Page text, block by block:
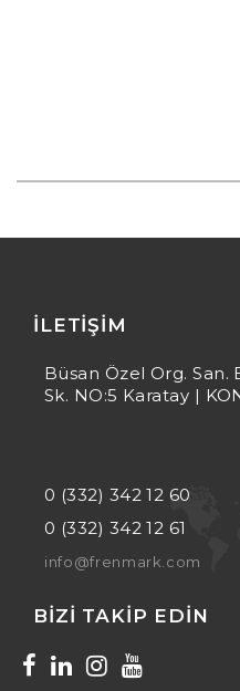
İLETIŞIM
Büsan Özel Org. San.
Sk. NO:5 Karatay |
0 (332) 342 12 60
0 (332) 342 12 61
info@frenmark.com
BIZI TAKIP EDIN